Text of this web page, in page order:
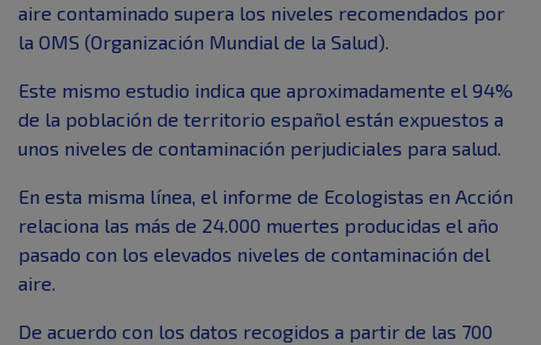
aire contaminado supera los niveles recomendados por
la OMS (Organización Mundial de la Salud).
Este mismo estudio indica que aproximadamente el 94%
de la población de territorio español están expuestos a
unos niveles de contaminación perjudiciales para salud.
En esta misma línea, el informe de Ecologistas en Acción
relaciona las más de 24.000 muertes producidas el año
pasado con los elevados niveles de contaminación del
aire.
De acuerdo con los datos recogidos a partir de las 700